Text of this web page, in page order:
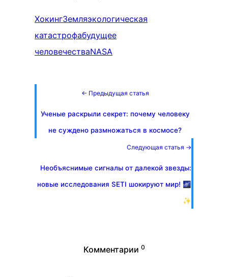
ХокингЗемляэкологическая
катастрофабудущее
человечестваNASA
← Предыдущая статья
Ученые раскрыли секрет: почему человеку
не суждено размножаться в космосе?
Следующая статья →
Необъяснимые сигналы от далекой звезды:
новые исследования SETI шокируют мир! 🌌
✨
Комментарии 0